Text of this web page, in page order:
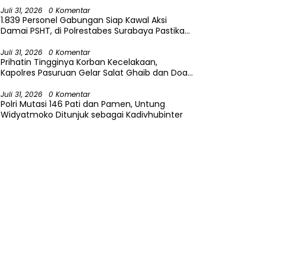
Juli 31, 2026 0 Komentar
1.839 Personel Gabungan Siap Kawal Aksi
Damai PSHT, di Polrestabes Surabaya Pastikan
Juli 31, 2026 0 Komentar
Prihatin Tingginya Korban Kecelakaan,
Kapolres Pasuruan Gelar Salat Ghaib dan Doa
Juli 31, 2026 0 Komentar
Polri Mutasi 146 Pati dan Pamen, Untung
Widyatmoko Ditunjuk sebagai Kadivhubinter